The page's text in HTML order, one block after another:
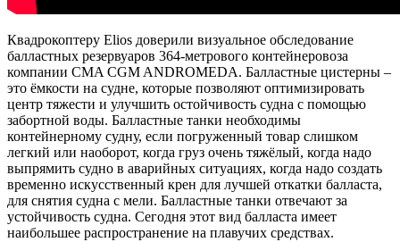
Квадрокоптеру Elios доверили визуальное обследование
балластных резервуаров 364-метрового контейнеровоза
компании CMA CGM ANDROMEDA. Балластные цистерны –
это ёмкости на судне, которые позволяют оптимизировать
центр тяжести и улучшить остойчивость судна с помощью
забортной воды. Балластные танки необходимы
контейнерному судну, если погруженный товар слишком
легкий или наоборот, когда груз очень тяжёлый, когда надо
выпрямить судно в аварийных ситуациях, когда надо создать
временно искусственный крен для лучшей откатки балласта,
для снятия судна с мели. Балластные танки отвечают за
устойчивость судна. Сегодня этот вид балласта имеет
наибольшее распространение на плавучих средствах.